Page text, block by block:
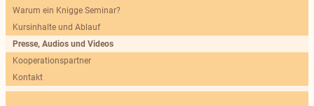
Warum ein Knigge Seminar?
Kursinhalte und Ablauf
Presse, Audios und Videos
Kooperationspartner
Kontakt